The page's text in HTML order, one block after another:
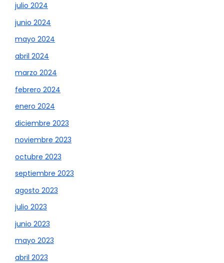
julio 2024
junio 2024
mayo 2024
abril 2024
marzo 2024
febrero 2024
enero 2024
diciembre 2023
noviembre 2023
octubre 2023
septiembre 2023
agosto 2023
julio 2023
junio 2023
mayo 2023
abril 2023